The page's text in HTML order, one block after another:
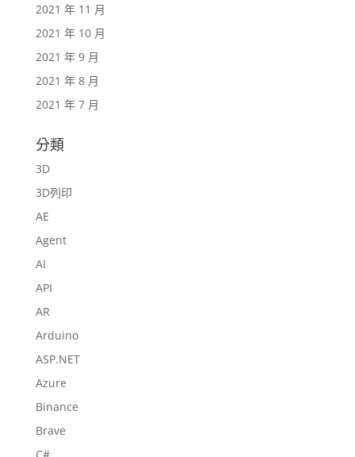
2021 年 11 月
2021 年 10 月
2021 年 9 月
2021 年 8 月
2021 年 7 月
分類
3D
3D列印
AE
Agent
AI
API
AR
Arduino
ASP.NET
Azure
Binance
Brave
C#